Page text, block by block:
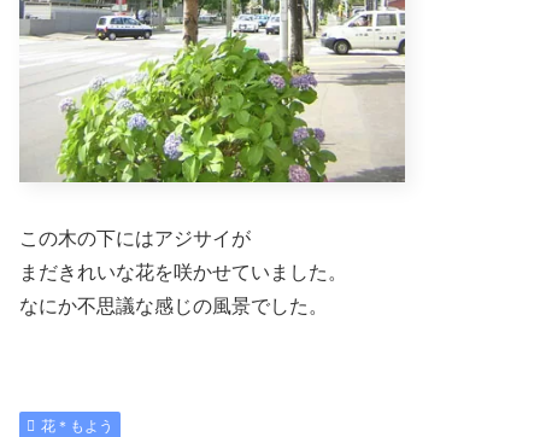
この木の下にはアジサイが
まだきれいな花を咲かせていました。
なにか不思議な感じの風景でした。
花＊もよう